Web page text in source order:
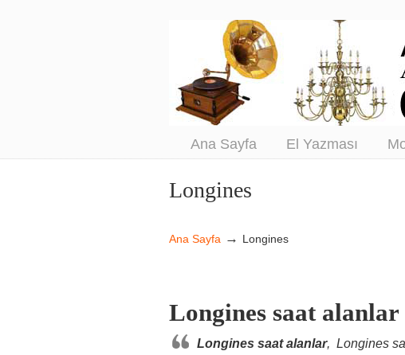
Satım
Ana Sayfa El Yazması
Navigation
Longines
Ana Sayfa → Longines
Longines saat alanlar
Longines saat alanlar, Longines